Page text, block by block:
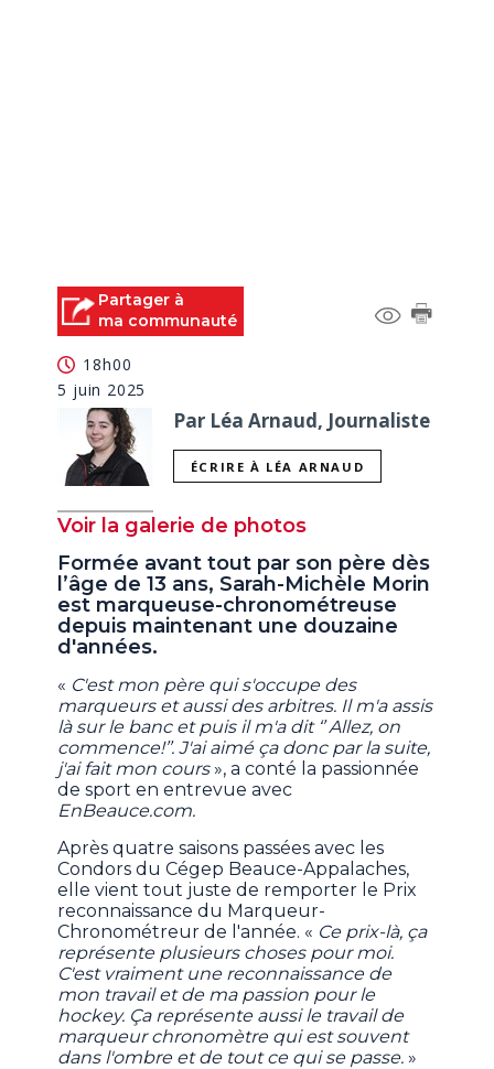
Partager à
ma communauté
18h00
5 juin 2025
Par Léa Arnaud, Journaliste
ÉCRIRE À LÉA ARNAUD
Voir la galerie de photos
Formée avant tout par son père dès
l’âge de 13 ans, Sarah-Michèle Morin
est marqueuse-chronométreuse
depuis maintenant une douzaine
d'années.
« C'est mon père qui s'occupe des
marqueurs et aussi des arbitres. Il m'a assis
là sur le banc et puis il m'a dit ‘’ Allez, on
commence!’’. J'ai aimé ça donc par la suite,
j'ai fait mon cours», a conté la passionnée
de sport en entrevue avec
EnBeauce.com.
Après quatre saisons passées avec les
Condors du Cégep Beauce-Appalaches,
elle vient tout juste de remporter le Prix
reconnaissance du Marqueur-
Chronométreur de l'année. « Ce prix-là, ça
représente plusieurs choses pour moi.
C'est vraiment une reconnaissance de
mon travail et de ma passion pour le
hockey. Ça représente aussi le travail de
marqueur chronomètre qui est souvent
dans l'ombre et de tout ce qui se passe.»